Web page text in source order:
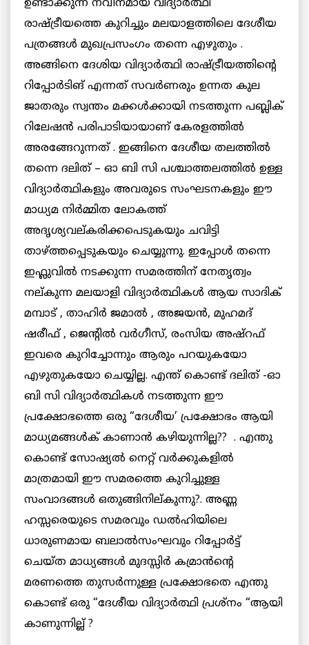
ഉണ്ടാക്കുന്ന നവീനമായ വിദ്യാര്‍ത്ഥി
രാഷ്ട്രീയത്തെ കുറിച്ചും മലയാളത്തിലെ ദേശീയ
പത്രങ്ങള്‍ മുഖപ്രസംഗം തന്നെ എഴുതും .
അങ്ങിനെ ദേശിയ വിദ്യാര്‍ത്ഥി രാഷ്ട്രീയത്തിന്റെ
റിപ്പോര്‍ടിങ് എന്നത് സവര്‍ണരും ഉന്നത കുല
ജാതരും സ്വന്തം മക്കള്‍ക്കായി നടത്തുന്ന പബ്ലിക്
റിലേഷന്‍ പരിപാടിയായാണ് കേരളത്തില്‍
അരങ്ങേറുന്നത് . ഇങ്ങിനെ ദേശീയ തലത്തില്‍
തന്നെ ദലിത് – ഓ ബി സി പശ്ചാത്തലത്തില്‍ ഉള്ള
വിദ്യാര്‍ത്ഥികളും അവരുടെ സംഘടനകളും ഈ
മാധ്യമ നിര്‍മ്മിത ലോകത്ത്
അദൃശ്യവല്കരിക്കപെടുകയും ചവിട്ടി
താഴ്ത്തപ്പെടുകയും ചെയ്യുന്നു. ഇപ്പോള്‍ തന്നെ
ഇഫ്ലുവില്‍ നടക്കുന്ന സമരത്തിന്‌ നേതൃത്വം
നല്കുന്ന മലയാളി വിദ്യാര്‍ത്ഥികള്‍ ആയ സാദിക്
മമ്പാട് , താഹിര്‍ ജമാല്‍ , അജയന്‍, മുഹമദ്
ഷരീഫ് , ജെന്റില്‍ വര്‍ഗീസ്‌, രംസിയ അഷ്‌റഫ്‌
ഇവരെ കുറിച്ചോന്നും ആരും പറയുകയോ
എഴുതുകയോ ചെയ്യില്ല. എന്ത് കൊണ്ട് ദലിത് -ഓ
ബി സി വിദ്യാര്‍ത്ഥികള്‍ നടത്തുന്ന ഈ
പ്രക്ഷോഭത്തെ ഒരു “ദേശീയ’ പ്രക്ഷോഭം ആയി
മാധ്യമങ്ങള്‍ക് കാണാന്‍ കഴിയുന്നില്ല?? . എന്തു
കൊണ്ട് സോഷ്യല്‍ നെറ്റ് വര്‍ക്കുകളില്‍
മാത്രമായി ഈ സമരത്തെ കുറിച്ചുള്ള
സംവാദങ്ങള്‍ ഒതുങ്ങിനില്കുന്നു?. അണ്ണ
ഹസ്സരെയുടെ സമരവും ഡല്‍ഹിയിലെ
ധാരുണമായ ബലാല്‍സംഘവും റിപ്പോര്‍ട്ട്‌
ചെയ്ത മാധ്യങ്ങള്‍ മുദസ്സിര്‍ കമ്രാന്‍ന്റെ
മരണത്തെ തുസര്‍ന്നുള്ള പ്രക്ഷോഭതെ എന്തു
കൊണ്ട് ഒരു “ദേശീയ വിദ്യാര്‍ത്ഥി പ്രശ്നം “ആയി
കാണുന്നില്ല് ?